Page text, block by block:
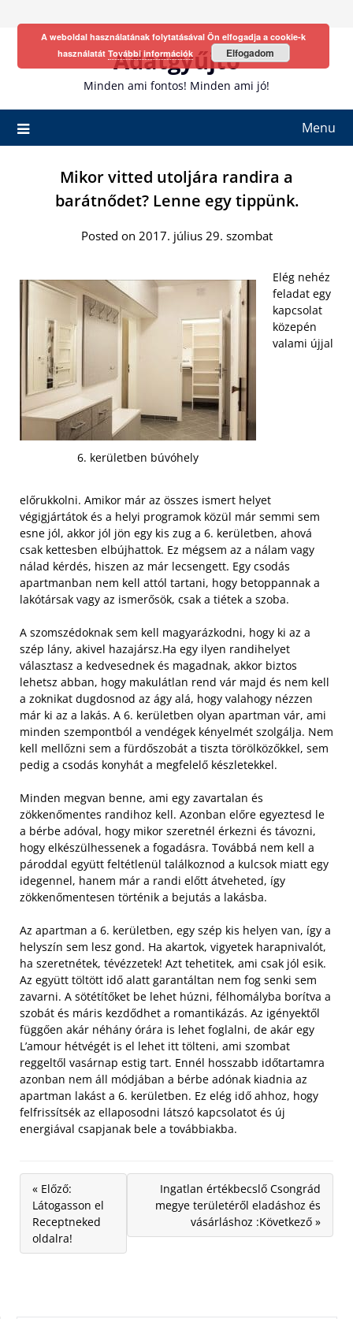
Adatgyűjtő
Minden ami fontos! Minden ami jó!
Menu
Mikor vitted utoljára randira a
barátnődet? Lenne egy tippünk.
Posted on 2017. július 29. szombat
6. kerületben búvóhely
Elég nehéz
feladat egy
kapcsolat
közepén
valami újjal
előrukkolni. Amikor már az összes ismert helyet
végigjártátok és a helyi programok közül már semmi sem
esne jól, akkor jól jön egy kis zug a 6. kerületben, ahová
csak kettesben elbújhattok. Ez mégsem az a nálam vagy
nálad kérdés, hiszen az már lecsengett. Egy csodás
apartmanban nem kell attól tartani, hogy betoppannak a
lakótársak vagy az ismerősök, csak a tiétek a szoba.
A szomszédoknak sem kell magyarázkodni, hogy ki az a
szép lány, akivel hazajársz.Ha egy ilyen randihelyet
választasz a kedvesednek és magadnak, akkor biztos
lehetsz abban, hogy makulátlan rend vár majd és nem kell
a zoknikat dugdosnod az ágy alá, hogy valahogy nézzen
már ki az a lakás. A 6. kerületben olyan apartman vár, ami
minden szempontból a vendégek kényelmét szolgálja. Nem
kell mellőzni sem a fürdőszobát a tiszta törölközőkkel, sem
pedig a csodás konyhát a megfelelő készletekkel.
Minden megvan benne, ami egy zavartalan és
zökkenőmentes randihoz kell. Azonban előre egyeztesd le
a bérbe adóval, hogy mikor szeretnél érkezni és távozni,
hogy elkészülhessenek a fogadásra. Továbbá nem kell a
pároddal együtt feltétlenül találkoznod a kulcsok miatt egy
idegennel, hanem már a randi előtt átveheted, így
zökkenőmentesen történik a bejutás a lakásba.
Az apartman a 6. kerületben, egy szép kis helyen van, így a
helyszín sem lesz gond. Ha akartok, vigyetek harapnivalót,
ha szeretnétek, tévézzetek! Azt tehetitek, ami csak jól esik.
Az együtt töltött idő alatt garantáltan nem fog senki sem
zavarni. A sötétítőket be lehet húzni, félhomályba borítva a
szobát és máris kezdődhet a romantikázás. Az igényektől
függően akár néhány órára is lehet foglalni, de akár egy
L’amour hétvégét is el lehet itt tölteni, ami szombat
reggeltől vasárnap estig tart. Ennél hosszabb időtartamra
azonban nem áll módjában a bérbe adónak kiadnia az
apartman lakást a 6. kerületben. Ez elég idő ahhoz, hogy
felfrissítsék az ellaposodni látszó kapcsolatot és új
energiával csapjanak bele a továbbiakba.
« Előző:
Látogasson el
Receptneked
oldalra!
Ingatlan értékbecslő Csongrád
megye területéről eladáshoz és
vásárláshoz :Következő »
A weboldal használatának folytatásával Ön elfogadja a cookie-k
használatát További információk Elfogadom